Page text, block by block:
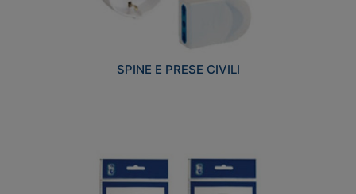
SPINE E PRESE CIVILI